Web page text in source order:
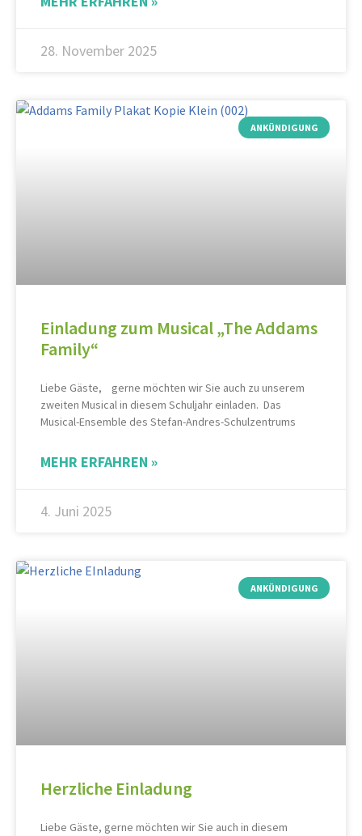
28. November 2025
ANKÜNDIGUNG
Einladung zum Musical „The Addams
Family“
Liebe Gäste, gerne möchten wir Sie auch zu unserem
zweiten Musical in diesem Schuljahr einladen. Das
Musical-Ensemble des Stefan-Andres-Schulzentrums
MEHR ERFAHREN »
4. Juni 2025
ANKÜNDIGUNG
Herzliche Einladung
Liebe Gäste, gerne möchten wir Sie auch in diesem